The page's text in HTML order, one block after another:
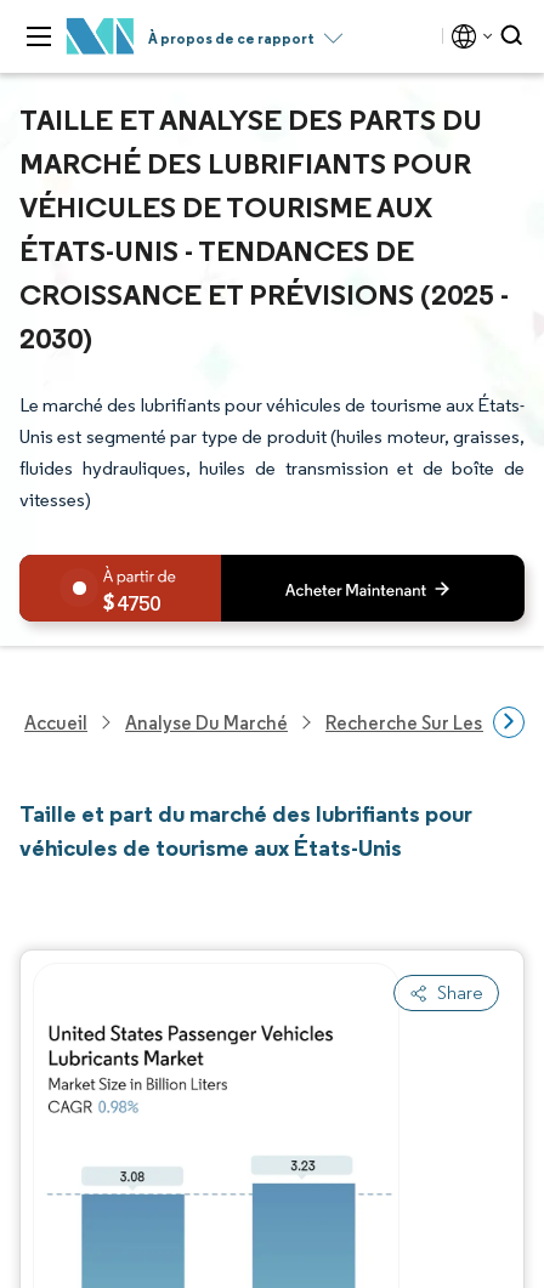
À propos de ce rapport
TAILLE ET ANALYSE DES PARTS DU
MARCHÉ DES LUBRIFIANTS POUR
VÉHICULES DE TOURISME AUX
ÉTATS-UNIS - TENDANCES DE
CROISSANCE ET PRÉVISIONS (2025 -
2030)
Le marché des lubrifiants pour véhicules de tourisme aux États-
Unis est segmenté par type de produit (huiles moteur, graisses,
fluides hydrauliques, huiles de transmission et de boîte de
vitesses)
4750
Accueil Analyse Du Marché Recherche Sur Les
Taille et part du marché des lubrifiants pour
véhicules de tourisme aux États-Unis
Share